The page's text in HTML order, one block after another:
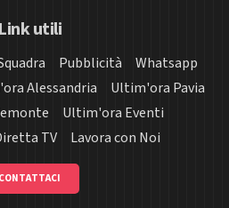
Link utili
Pubblicità
Whatsapp
Alessandria
Ultim'ora Pavia
Ultim'ora Eventi
TV Lavora con Noi
CONTATTACI